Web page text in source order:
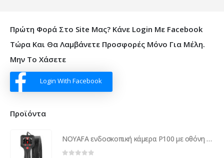
Πρώτη Φορά Στο Site Μας? Κάνε Login Με Facebook
Τώρα Και Θα Λαμβάνετε Προσφορές Μόνο Για Μέλη.
Μην Το Χάσετε
Login With Facebook
Προϊόντα
NOYAFA ενδοσκοπική κάμερα P100 με οθόνη απεικόνισης, LED, 10m, IP67